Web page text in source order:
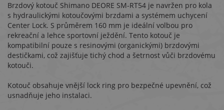
Brzdový kotouč Shimano DEORE SM-RT54 je navržen pro kola
s hydraulickými kotoučovými brzdami a systémem uchycení
Center Lock. S průměrem 160 mm je ideální volbou pro
rekreační a lehce sportovní ježdění. Tento kotouč je
kompatibilní pouze s resinovými (organickými) brzdovými
destičkami, což zajišťuje tichý chod a šetrnost vůči brzdovému
kotouči.
Kotouč obsahuje vnější lock ring pro bezpečné upevnění, což
usnadňuje jeho instalaci.